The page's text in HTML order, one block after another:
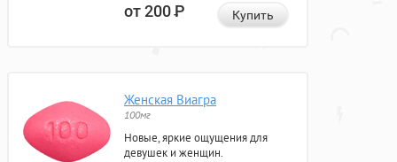
от 200Р Купить
Женская Виагра
100мг
Новые, яркие ощущения для
девушек и женщин.